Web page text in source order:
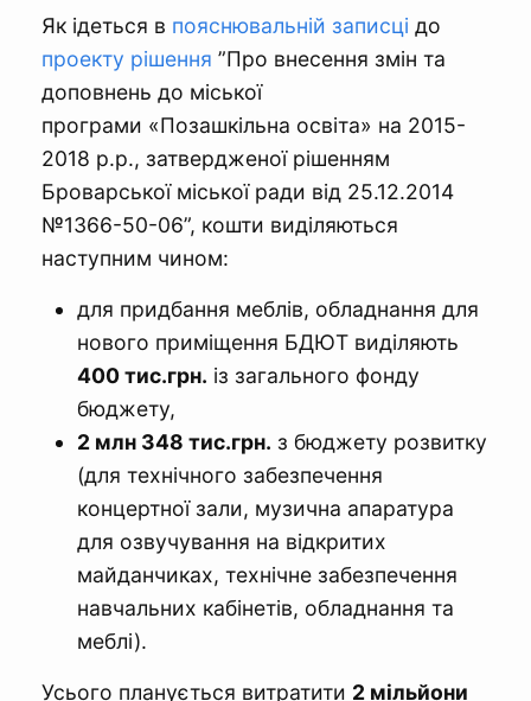
Як ідеться в пояснювальній записці до
проекту рішення ”Про внесення змін та
доповнень до міської
програми «Позашкільна освіта» на 2015-
2018 р.р., затвердженої рішенням
Броварської міської ради від 25.12.2014
№1366-50-06”, кошти виділяються
наступним чином:
для придбання меблів, обладнання для
нового приміщення БДЮТ виділяють
400 тис.грн. із загального фонду
бюджету,
2 млн 348 тис.грн. з бюджету розвитку
(для технічного забезпечення
концертної зали, музична апаратура
для озвучування на відкритих
майданчиках, технічне забезпечення
навчальних кабінетів, обладнання та
меблі).
Усього планується витратити 2 мільйони